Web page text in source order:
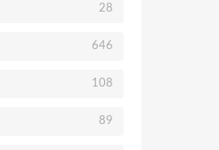
28
646
108
89